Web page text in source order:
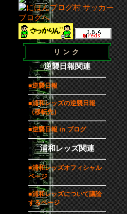
リンク
逆襲日報関連
■逆襲日報
■浦和レッズの逆襲日報
（移転先）
■逆襲日報 in ブログ
浦和レッズ関連
■浦和レッズオフィシャル
ページ
■浦和レッズについて議論
するページ